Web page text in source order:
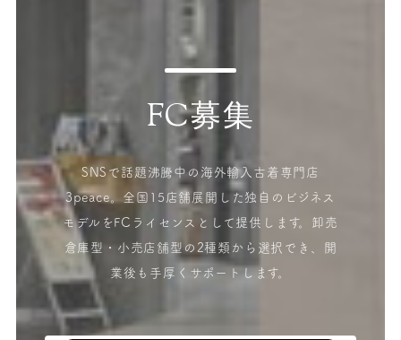
FC募集
SNSで話題沸騰中の海外輸入古着専門店
3peace。全国15店舗展開した独自のビジネス
モデルをFCライセンスとして提供します。卸売
倉庫型・小売店舗型の2種類から選択でき、開
業後も手厚くサポートします。